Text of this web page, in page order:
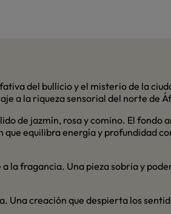
del bullicio y el misterio de la
a la riqueza sensorial del norte de
de jazmín, rosa y comino. El fondo
que equilibra energía y profundidad
la fragancia. Una pieza sobria y
creación que despierta los